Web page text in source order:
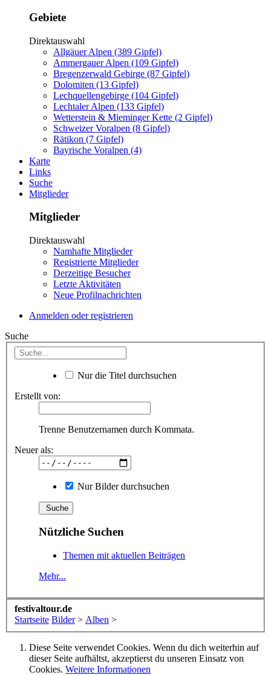
Gebiete
Direktauswahl
Allgäuer Alpen (389 Gipfel)
Ammergauer Alpen (109 Gipfel)
Bregenzerwald Gebirge (87 Gipfel)
Dolomiten (13 Gipfel)
Lechquellengebirge (104 Gipfel)
Lechtaler Alpen (133 Gipfel)
Wetterstein & Mieminger Kette (2 Gipfel)
Schweizer Voralpen (8 Gipfel)
Rätikon (7 Gipfel)
Bayrische Voralpen (4)
Karte
Links
Suche
Mitglieder
Mitglieder
Direktauswahl
Namhafte Mitglieder
Registrierte Mitglieder
Derzeitige Besucher
Letzte Aktivitäten
Neue Profilnachrichten
Anmelden oder registrieren
Suche
Nur die Titel durchsuchen
Erstellt von:
Trenne Benutzernamen durch Kommata.
Neuer als:
Nur Bilder durchsuchen
Nützliche Suchen
Themen mit aktuellen Beiträgen
Mehr...
festivaltour.de
Startseite Bilder > Alben >
Diese Seite verwendet Cookies. Wenn du dich weiterhin auf
dieser Seite aufhältst, akzeptierst du unseren Einsatz von
Cookies. Weitere Informationen